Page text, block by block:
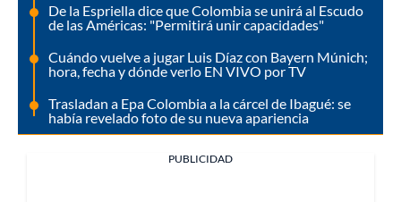
De la Espriella dice que Colombia se unirá al Escudo
de las Américas: "Permitirá unir capacidades"
Cuándo vuelve a jugar Luis Díaz con Bayern Múnich;
hora, fecha y dónde verlo EN VIVO por TV
Trasladan a Epa Colombia a la cárcel de Ibagué: se
había revelado foto de su nueva apariencia
PUBLICIDAD